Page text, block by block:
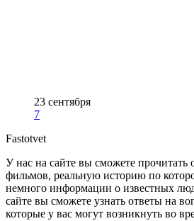
23 сентября
7
Fastotvet
У нас на сайте вы сможете прочитать
фильмов, реальную историю по
немного информации о известных
сайте вы сможете узнать ответы на
которые у вас могут возникнуть во